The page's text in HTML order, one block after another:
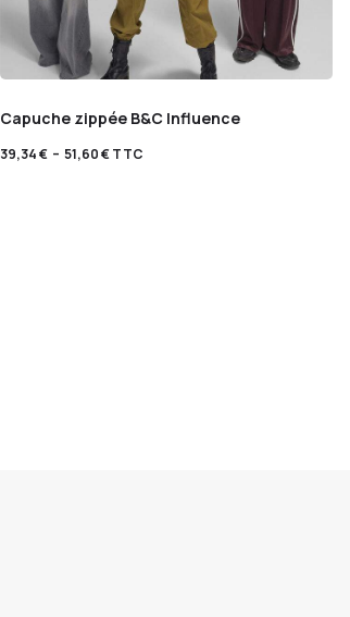
Capuche zippée B&C Influence
39,34€ – 51,60€TTC